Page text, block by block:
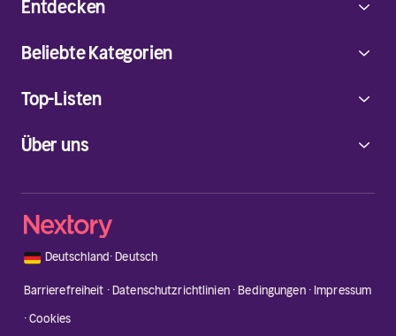
Über uns
Entdecken
Beliebte Kategorien
Top-Listen
🇩🇪 Deutschland·Deutsch
Barrierefreiheit ·Datenschutzrichtlinien·Bedingungen· Impressum
·Cookies